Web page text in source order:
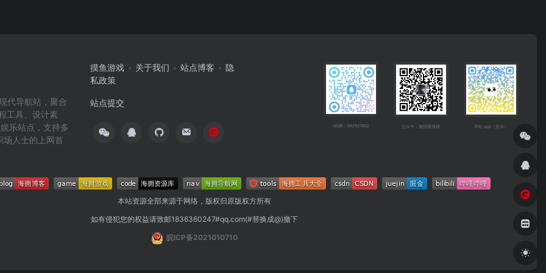
代导航站，聚合
工具、设计素
乐站点，支持多
场人士的上网首
摸鱼游戏 关于我们 站点博客
隐
私政策
站点提交
QQ群：682921902 公众号：微信搜海拥 本站 app（安卓）
本站资源全部来源于网络，版权归原版权方所有
如有侵犯您的权益请致邮1836360247#qq.com(#替换成@)撤下
皖ICP备2021010710